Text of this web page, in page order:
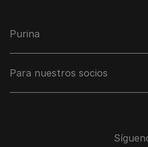
Purina
Para nuestros socios